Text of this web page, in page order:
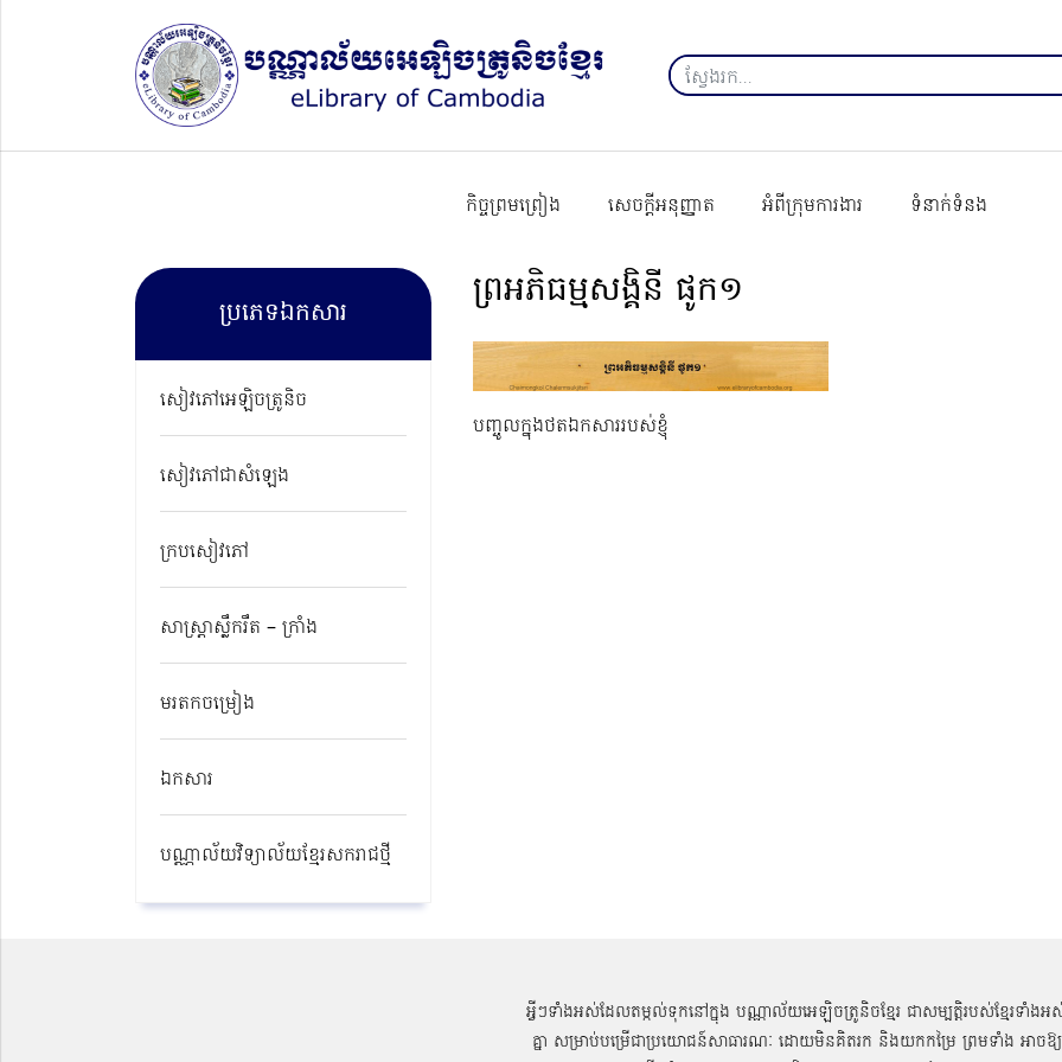
កិច្ចព្រមព្រៀង សេចក្ដីអនុញ្ញាត អំពីក្រុមការងារ ទំនាក់ទំនង
ប្រភេទឯកសារ
សៀវភៅអេឡិចត្រូនិច
សៀវភៅជាសំឡេង
ក្របសៀវភៅ
សាស្ត្រាស្លឹករឹត – ក្រាំង
មរតកចម្រៀង
ឯកសារ
បណ្ណាល័យវិទ្យាល័យខ្មែរសករាជថ្មី​
ព្រអភិធម្មសង្គិនី ផូក១
បញ្ចូលក្នុងថតឯកសាររបស់ខ្ញុំ
អ្វីៗទាំងអស់ដែលតម្កល់ទុកនៅក្នុង បណ្ណាល័យអេឡិចត្រូនិចខ្មែរ ជាសម្បតិ្តរបស់ខ្មែរទាំងអ
គ្នា សម្រាប់បម្រើជាប្រយោជន៍សាធារណៈ ដោយមិនគិតរក និងយកកម្រៃ ព្រមទាំង អាចឱ្យ